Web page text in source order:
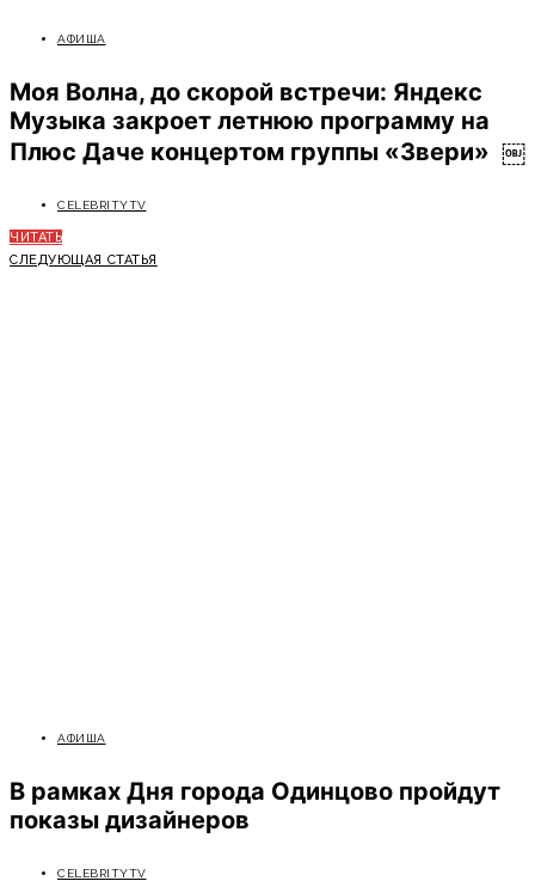
АФИША
Моя Волна, до скорой встречи: Яндекс
Музыка закроет летнюю программу на
Плюс Даче концертом группы «Звери» ￼
CELEBRITYTV
ЧИТАТЬ
СЛЕДУЮЩАЯ СТАТЬЯ
АФИША
В рамках Дня города Одинцово пройдут
показы дизайнеров
CELEBRITYTV